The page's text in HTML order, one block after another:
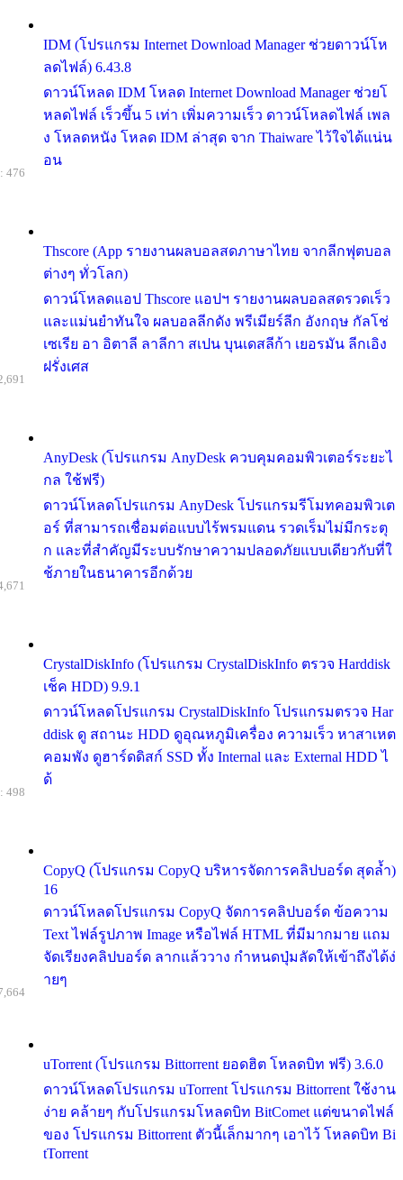
IDM (โปรแกรม Internet Download Manager ช่วยดาวน์โห
ลดไฟล์) 6.43.8
ดาวน์โหลด IDM โหลด Internet Download Manager ช่วยโ
หลดไฟล์ เร็วขึ้น 5 เท่า เพิ่มความเร็ว ดาวน์โหลดไฟล์ เพล
ง โหลดหนัง โหลด IDM ล่าสุด จาก Thaiware ไว้ใจได้แน่น
อน
Thscore (App รายงานผลบอลสดภาษาไทย จากลีกฟุตบอล
ต่างๆ ทั่วโลก)
ดาวน์โหลดแอป Thscore แอปฯ รายงานผลบอลสดรวดเร็ว
และแม่นยำทันใจ ผลบอลลีกดัง พรีเมียร์ลีก อังกฤษ กัลโช่
เซเรีย อา อิตาลี ลาลีกา สเปน บุนเดสลีก้า เยอรมัน ลีกเอิง
ฝรั่งเศส
476
AnyDesk (โปรแกรม AnyDesk ควบคุมคอมพิวเตอร์ระยะไ
กล ใช้ฟรี)
ดาวน์โหลดโปรแกรม AnyDesk โปรแกรมรีโมทคอมพิวเต
อร์ ที่สามารถเชื่อมต่อแบบไร้พรมแดน รวดเร็มไม่มีกระตุ
ก และที่สำคัญมีระบบรักษาความปลอดภัยแบบเดียวกับที่ใ
ช้ภายในธนาคารอีกด้วย
CrystalDiskInfo (โปรแกรม CrystalDiskInfo ตรวจ Harddisk
เช็ค HDD) 9.9.1
ดาวน์โหลดโปรแกรม CrystalDiskInfo โปรแกรมตรวจ Har
ddisk ดู สถานะ HDD ดูอุณหภูมิเครื่อง ความเร็ว หาสาเหต
คอมพัง ดูฮาร์ดดิสก์ SSD ทั้ง Internal และ External HDD ไ
ด้
CopyQ (โปรแกรม CopyQ บริหารจัดการคลิปบอร์ด สุดล้ำ)
16
ดาวน์โหลดโปรแกรม CopyQ จัดการคลิปบอร์ด ข้อความ
Text ไฟล์รูปภาพ Image หรือไฟล์ HTML ที่มีมากมาย แถม
จัดเรียงคลิปบอร์ด ลากแล้ววาง กำหนดปุ่มลัดให้เข้าถึงได้ง่
ายๆ
498
uTorrent (โปรแกรม Bittorrent ยอดฮิต โหลดบิท ฟรี) 3.6.0
ดาวน์โหลดโปรแกรม uTorrent โปรแกรม Bittorrent ใช้งาน
ง่าย คล้ายๆ กับโปรแกรมโหลดบิท BitComet แต่ขนาดไฟล์
ของ โปรแกรม Bittorrent ตัวนี้เล็กมากๆ เอาไว้ โหลดบิท Bi
tTorrent